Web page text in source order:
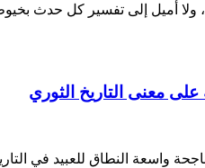
ولا أميل إلى تفسير كل حدث
معنى التاريخ الثوري
واسعة النطاق للعبيد في